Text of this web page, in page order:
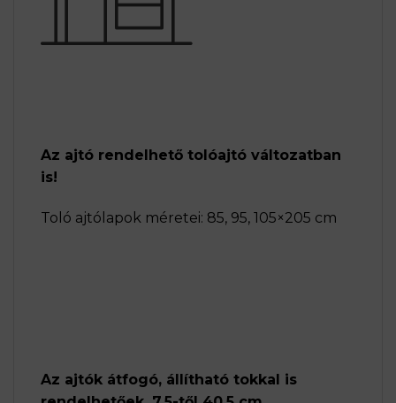
Az ajtó rendelhető tolóajtó változatban
is!
Toló ajtólapok méretei: 85, 95, 105×205 cm
Az ajtók átfogó, állítható tokkal is